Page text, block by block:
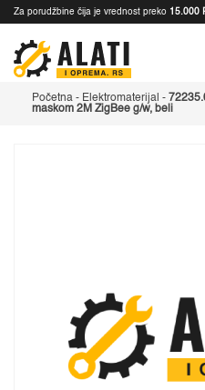
Za porudžbine čija je vrednost preko 15.000
Početna - Elektromaterijal -
maskom 2M ZigBee g/w, beli